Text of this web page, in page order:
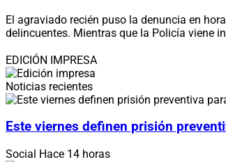
El agraviado recién puso la denuncia en
delincuentes. Mientras que la Policía viene
EDICIÓN IMPRESA
Noticias recientes
Este viernes definen prisión
Social Hace 14 horas